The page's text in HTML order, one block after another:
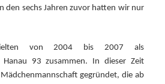
den sechs Jahren zuvor hatten wir nur
von 2004 bis 2007 als
Hanau 93 zusammen. In dieser Zeit
gegründet, die ab